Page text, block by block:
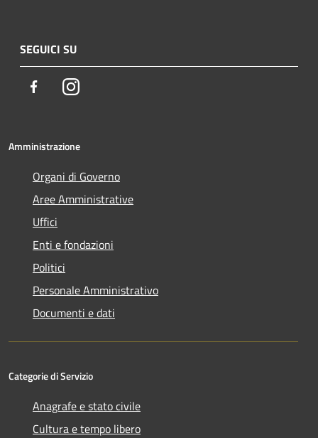
SEGUICI SU
FacebookInstagram
Amministrazione
Organi di Governo
Aree Amministrative
Uffici
Enti e fondazioni
Politici
Personale Amministrativo
Documenti e dati
Categorie di Servizio
Anagrafe e stato civile
Cultura e tempo libero